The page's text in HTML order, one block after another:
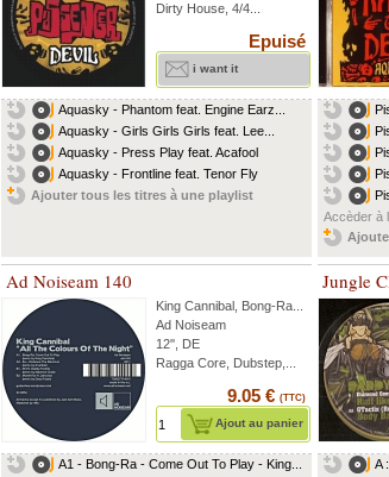
Dirty House, 4/4...
Epuisé
i want it
Aquasky - Phantom feat. Engine Earz...
Aquasky - Girls Girls Girls feat. Lee...
Aquasky - Press Play feat. Acafool
Aquasky - Frontline feat. Tenor Fly
Ajouter tous les titres à une playlist
Accèder à
Ad Noiseam 140
King Cannibal Bong-Ra
Ad Noiseam
12'', DE
Ragga Core, Dubstep,...
9.05 € (TTC)
Ajout au panier
A1 - Bong-Ra - Come Out To Play - King...
Jungle
A